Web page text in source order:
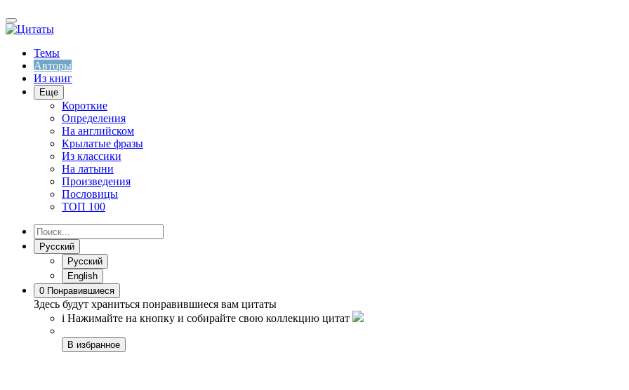
Темы
Авторы
Из книг
Еще
Короткие
Определения
На английском
Крылатые фразы
Из классики
На латыни
Произведения
Пословицы
ТОП 100
Русский
Русский
English
0 Понравившиеся
Здесь будут храниться понравившиеся вам цитаты
i Нажимайте на кнопку и собирайте свою коллекцию цитат
В избранное